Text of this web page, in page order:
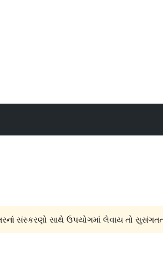
સંસ્કરણો સાથે ઉપયોગમાં લેવાય તો